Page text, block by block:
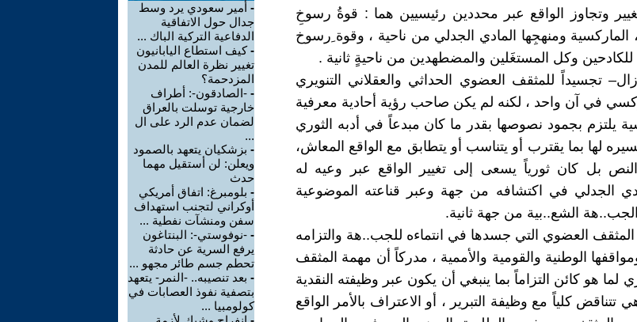
وتجاوز الواقع عبر محددين رئيسيين هما : قوةُ رسوخِ
الماركسية ومنهجِها المادي الجدلي من ناحية ، وقوة ِرسوخ
للكادحين وكل المستغَلين والمضطهدين من ناحيةٍ ثانية .
تجسيداً للمثقف العضوي الحداثي والعقلاني التنويري
في آن واحد ، لكنه لم يكن صاحب رؤية أحادية معرفية
يلتزم بجمود نصوصها بقدر ما كان مبدعاً في أدبه الثوري
لها بما يقترب أو يتناسب أو يتطابق مع الواقع المعاش،
بل كان ثورياً يسعى إلى تغيير الواقع عبر وعيه له
الجدلي في اكتشافه من جهة وعبر قناعته الموضوعية
الجب..هة الشع..بية من جهة ثانية.
العضوي التي جسدها في انتماءه للجب..هة والتزامه
ومواقفها الوطنية والقومية والأممية ، مدركاً أن مهمة المثقف
هو كائن التزاماً بما ينبغي أن يكون عبر وظيفته النقدية
كلياً مع وظيفة التبرير ، أو الاعتراف بالأمر الواقع
- أمير سعودي يرد وسط
جدال حول الاتفاقية
الدفاعية التركية الباك ...
-كيف استطاع اليابانيون
تغيير نظرة العالم للمدن
المزدحمة؟
- -الصادقون-: أطراف
خارجية توسلت بالعراق
لضمان عدم الرد على ال
...
- بزشكيان يتعهد بالصمود
ويعلن: لن أستقيل مهما
حدث
- بلومبرغ: اتفاق أمريكي
أوكراني لتجنب استهداف
سفن ومنشآت نفطية ...
- -نوفوستي-: البنتاغون
يرفع السرية عن حادثة
تحطم جسم طائر مجهو ...
- بعد تنصيبه.. -النمر- يتعهد
بتصفية نفوذ العصابات في
كولومبيا ...